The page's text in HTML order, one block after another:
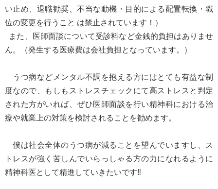
い止め、退職勧奨、不当な動機・目的による配置転換・職
位の変更を行うこと は禁止されています！）
また、医師面談について受診料など金銭的負担はありませ
ん。（発生する医療費は会社負担となっています。）
うつ病などメンタル不調を抱える方にはとても有益な制
度なので、もしもストレスチェックにて高ストレスと判定
された方がいれば、ぜひ医師面談を行い精神科における治
療や就業上の対策を検討されることを勧めます。
僕は社会全体のうつ病が減ることを望んでいますし、ス
トレスが強く苦しんでいらっしゃる方の力になれるように
精神科医として精進していきたいです‼︎